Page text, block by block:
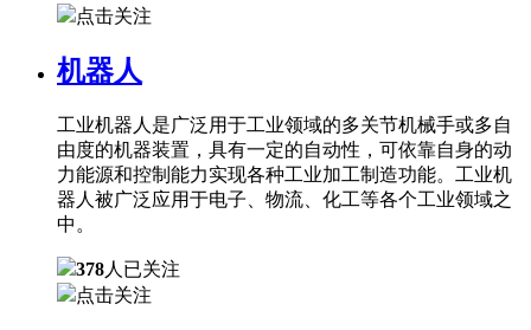
点击关注
机器人
工业机器人是广泛用于工业领域的多关节机械手或多自
由度的机器装置，具有一定的自动性，可依靠自身的动
力能源和控制能力实现各种工业加工制造功能。工业机
器人被广泛应用于电子、物流、化工等各个工业领域之
中。
378人已关注
点击关注